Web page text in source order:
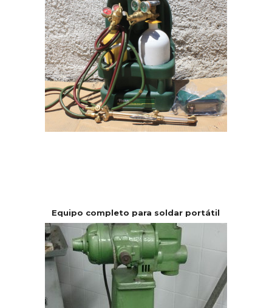
Equipo completo para soldar portátil